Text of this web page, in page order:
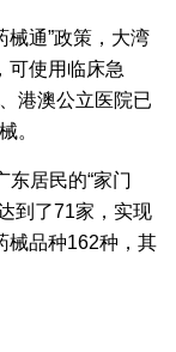
械通”政策，大湾
可使用临床急
港澳公立医院已
。
东居民的“家门
到了71家，实现
械品种162种，其